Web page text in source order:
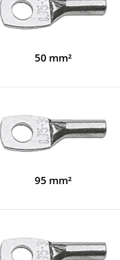
50 mm²
95 mm²